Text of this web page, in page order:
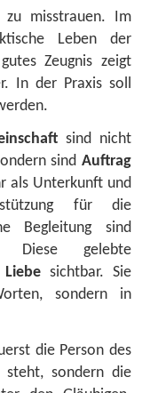
misstrauen. Im
Leben der
Zeugnis zeigt
In der Praxis soll
sind nicht
sind Auftrag
als Unterkunft und
für die
Begleitung sind
Diese gelebte
Liebesichtbar. Sie
sondern in
die Person des
steht, sondern die